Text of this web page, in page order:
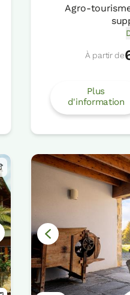
Agro-
À partir de
Plus
d'information